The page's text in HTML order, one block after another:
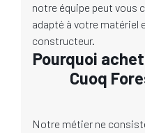
notre équipe peut vous
adapté à votre matériel
constructeur.
Pourquoi
Cuoq
Notre métier ne